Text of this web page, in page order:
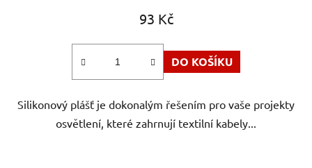
93 Kč
DO KOŠÍKU
Silikonový plášť je dokonalým řešením pro vaše projekty
osvětlení, které zahrnují textilní kabely...